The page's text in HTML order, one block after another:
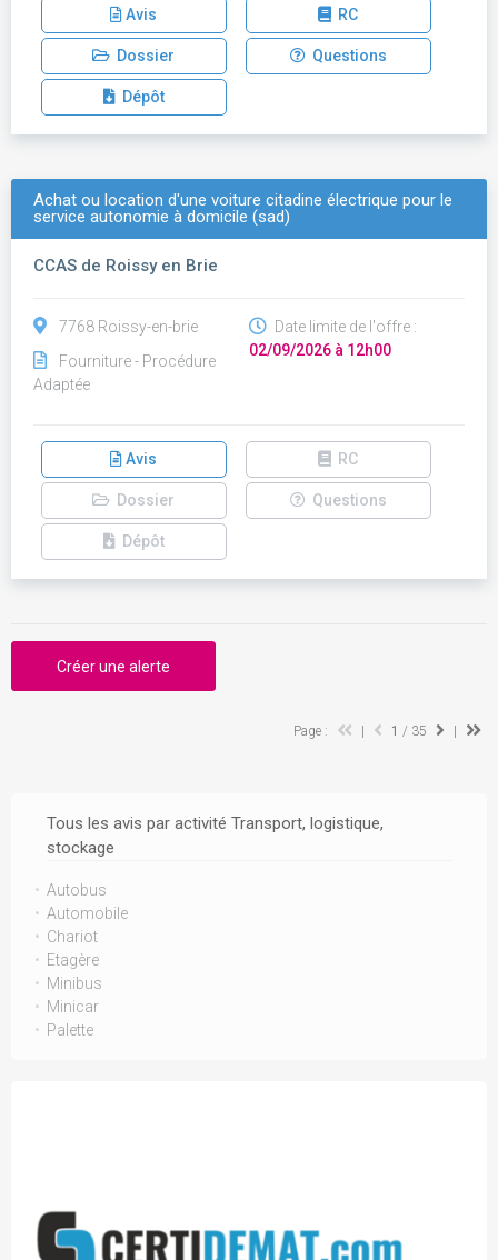
Tous les avis par activité Transport, logistique,
stockage
Autobus
Automobile
Chariot
Etagère
Minibus
Minicar
Palette
Avis RC
Dossier Questions
Dépôt
Achat ou location d'une voiture citadine électrique pour le
service autonomie à domicile (sad)
CCAS de Roissy en Brie
7768 Roissy-en-brie
Fourniture - Procédure
Adaptée
Date limite de l'offre :
02/09/2026 à 12h00
Avis RC
Dossier Questions
Dépôt
Créer une alerte
Page : 1 / 35